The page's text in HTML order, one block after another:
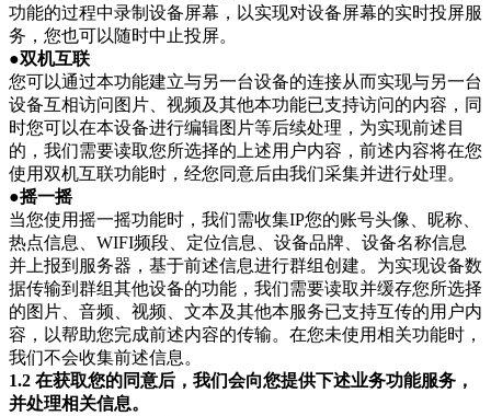
功能的过程中录制设备屏幕，以实现对设备屏幕的实时投屏服
务，您也可以随时中止投屏。
●双机互联
您可以通过本功能建立与另一台设备的连接从而实现与另一台
设备互相访问图片、视频及其他本功能已支持访问的内容，同
时您可以在本设备进行编辑图片等后续处理，为实现前述目
的，我们需要读取您所选择的上述用户内容，前述内容将在您
使用双机互联功能时，经您同意后由我们采集并进行处理。
●摇一摇
当您使用摇一摇功能时，我们需收集IP您的账号头像、昵称、
热点信息、WIFI频段、定位信息、设备品牌、设备名称信息
并上报到服务器，基于前述信息进行群组创建。为实现设备数
据传输到群组其他设备的功能，我们需要读取并缓存您所选择
的图片、音频、视频、文本及其他本服务已支持互传的用户内
容，以帮助您完成前述内容的传输。在您未使用相关功能时，
我们不会收集前述信息。
1.2 在获取您的同意后，我们会向您提供下述业务功能服务，
并处理相关信息。